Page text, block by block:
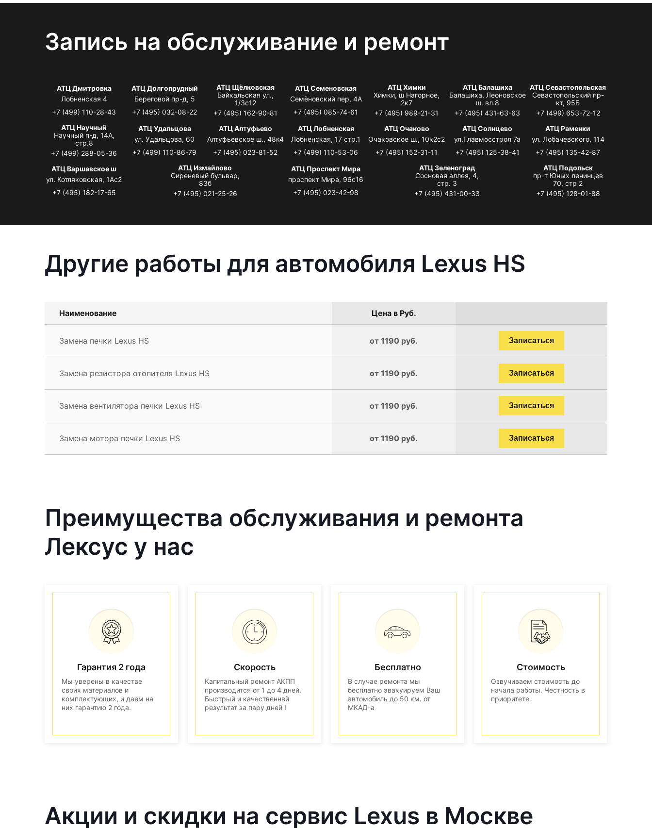
Запись на обслуживание и ремонт
АТЦ Дмитровка
Лобненская 4
+7 (499) 110-28-43
АТЦ Долгопрудный
Береговой пр-д, 5
+7 (495) 032-08-22
АТЦ Щёлковская
Байкальская ул.,
1/3с12
+7 (495) 162-90-81
АТЦ Семеновская
Семёновский пер, 4А
+7 (495) 085-74-61
АТЦ Химки
Химки, ш Нагорное,
2к7
+7 (495) 989-21-31
АТЦ Балашиха
Балашиха, Леоновское
ш. вл.8
+7 (495) 431-63-63
АТЦ Севастопольская
Севастопольский пр-
кт, 95Б
+7 (499) 653-72-12
АТЦ Научный
Научный п-д, 14А,
стр.8
+7 (499) 288-05-36
АТЦ Удальцова
ул. Удальцова, 60
+7 (499) 110-86-79
АТЦ Алтуфьево
Алтуфьевское ш., 48к4
+7 (495) 023-81-52
АТЦ Лобненская
Лобненская, 17 стр.1
+7 (499) 110-53-06
АТЦ Очаково
Очаковское ш., 10к2с2
+7 (495) 152-31-11
АТЦ Солнцево
ул.Главмосстроя 7а
+7 (495) 125-38-41
АТЦ Раменки
ул. Лобачевского, 114
+7 (495) 135-42-87
АТЦ Варшавское ш
ул. Котляковская, 1Ас2
+7 (495) 182-17-65
АТЦ Измайлово
Сиреневый бульвар,
83б
+7 (495) 021-25-26
АТЦ Проспект Мира
проспект Мира, 96с16
+7 (495) 023-42-98
АТЦ Зеленоград
Сосновая аллея, 4,
стр. 3
+7 (495) 431-00-33
АТЦ Подольск
пр-т Юных ленинцев
70, стр 2
+7 (495) 128-01-88
Другие работы для автомобиля Lexus HS
Наименование Цена в Руб.
Замена печки Lexus HS от 1190 руб. Записаться
Замена резистора отопителя Lexus HS от 1190 руб. Записаться
Замена вентилятора печки Lexus HS от 1190 руб. Записаться
Замена мотора печки Lexus HS от 1190 руб. Записаться
Преимущества обслуживания и ремонта
Лексус у нас
Гарантия 2 года
Мы уверены в качестве
своих материалов и
комплектующих, и даем на
них гарантию 2 года.
Скорость
Капитальный ремонт АКПП
производится от 1 до 4 дней.
Быстрый и качественнвй
результат за пару дней !
Бесплатно
В случае ремонта мы
бесплатно эвакуируем Ваш
автомобиль до 50 км. от
МКАД-а
Стоимость
Озвучиваем стоимость до
начала работы. Честность в
приоритете.
Акции и скидки на сервис Lexus в Москве